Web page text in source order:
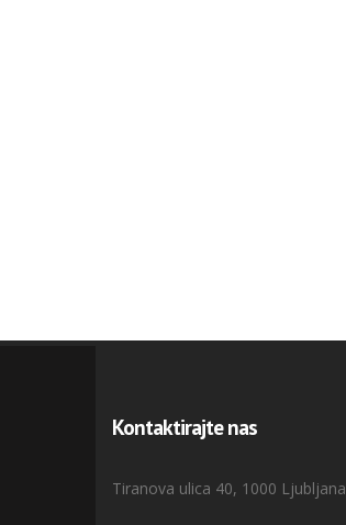
Kontaktirajte nas
Tiranova ulica 40, 1000 Ljubljana